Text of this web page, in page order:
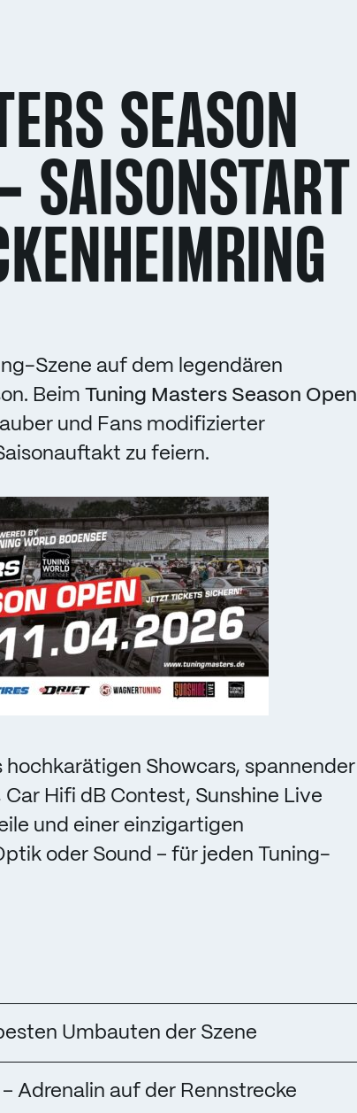
SEASON
Szene auf dem legendären
Beim Tuning Masters Season Open
und Fans modifizierter
zu feiern.
Showcars, spannender
Hifi dB Contest, Sunshine Live
und einer einzigartigen
oder Sound – für jeden Tuning-
Umbauten der Szene
– Adrenalin auf der Rennstrecke